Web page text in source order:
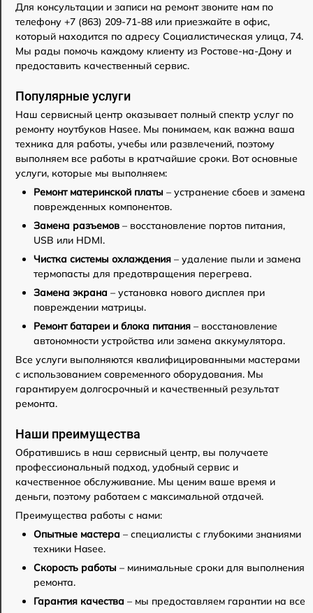
Для консультации и записи на ремонт звоните нам по
телефону +7 (863) 209-71-88 или приезжайте в офис,
который находится по адресу Социалистическая улица, 74.
Мы рады помочь каждому клиенту из Ростове-на-Дону и
предоставить качественный сервис.
Популярные услуги
Наш сервисный центр оказывает полный спектр услуг по
ремонту ноутбуков Hasee. Мы понимаем, как важна ваша
техника для работы, учебы или развлечений, поэтому
выполняем все работы в кратчайшие сроки. Вот основные
услуги, которые мы выполняем:
Ремонт материнской платы – устранение сбоев и замена
поврежденных компонентов.
Замена разъемов – восстановление портов питания,
USB или HDMI.
Чистка системы охлаждения – удаление пыли и замена
термопасты для предотвращения перегрева.
Замена экрана – установка нового дисплея при
повреждении матрицы.
Ремонт батареи и блока питания – восстановление
автономности устройства или замена аккумулятора.
Все услуги выполняются квалифицированными мастерами
с использованием современного оборудования. Мы
гарантируем долгосрочный и качественный результат
ремонта.
Наши преимущества
Обратившись в наш сервисный центр, вы получаете
профессиональный подход, удобный сервис и
качественное обслуживание. Мы ценим ваше время и
деньги, поэтому работаем с максимальной отдачей.
Преимущества работы с нами:
Опытные мастера – специалисты с глубокими знаниями
техники Hasee.
Скорость работы – минимальные сроки для выполнения
ремонта.
Гарантия качества – мы предоставляем гарантии на все